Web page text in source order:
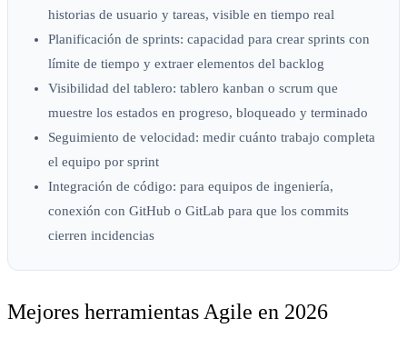
historias de usuario y tareas, visible en tiempo real
Planificación de sprints: capacidad para crear sprints con
límite de tiempo y extraer elementos del backlog
Visibilidad del tablero: tablero kanban o scrum que
muestre los estados en progreso, bloqueado y terminado
Seguimiento de velocidad: medir cuánto trabajo completa
el equipo por sprint
Integración de código: para equipos de ingeniería,
conexión con GitHub o GitLab para que los commits
cierren incidencias
Mejores herramientas Agile en 2026